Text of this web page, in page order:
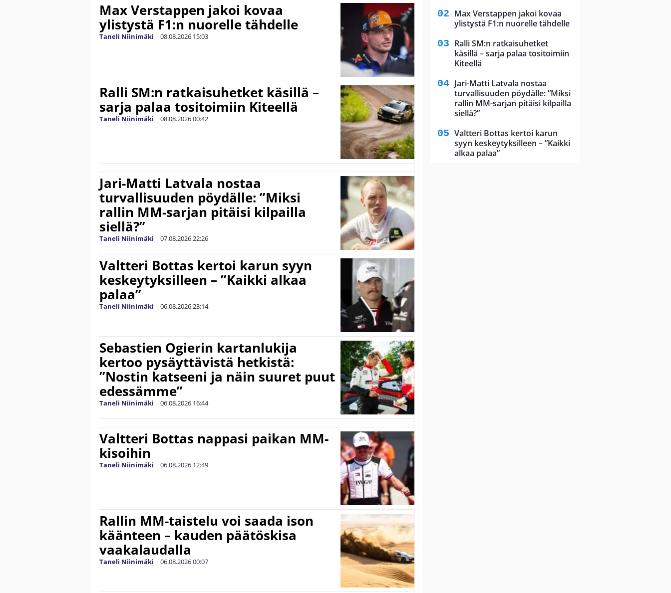
Max Verstappen jakoi kovaa
ylistystä F1:n nuorelle tähdelle
Taneli Niinimäki | 08.08.2026 15:03
Ralli SM:n ratkaisuhetket käsillä –
sarja palaa tositoimiin Kiteellä
Taneli Niinimäki | 08.08.202600:42
Jari-Matti Latvala nostaa
turvallisuuden pöydälle: ”Miksi
rallin MM-sarjan pitäisi kilpailla
siellä?”
Taneli Niinimäki | 07.08.202622:26
Valtteri Bottas kertoi karun syyn
keskeytyksilleen – ”Kaikki alkaa
palaa”
Taneli Niinimäki | 06.08.202623:14
Sebastien Ogierin kartanlukija
kertoo pysäyttävistä hetkistä:
”Nostin katseeni ja näin suuret puut
edessämme”
Taneli Niinimäki | 06.08.2026 16:44
Valtteri Bottas nappasi paikan MM-
kisoihin
Taneli Niinimäki | 06.08.2026 12:49
Rallin MM-taistelu voi saada ison
käänteen – kauden päätöskisa
vaakalaudalla
Taneli Niinimäki | 06.08.202600:07
Max Verstappen jakoi kovaa
ylistystä F1:n nuorelle tähdelle
Ralli SM:n ratkaisuhetket
käsillä – sarja palaa tositoimiin
Kiteellä
Jari-Matti Latvala nostaa
turvallisuuden pöydälle: ”Miksi
rallin MM-sarjan pitäisi kilpailla
siellä?”
Valtteri Bottas kertoi karun
syyn keskeytyksilleen – ”Kaikki
alkaa palaa”